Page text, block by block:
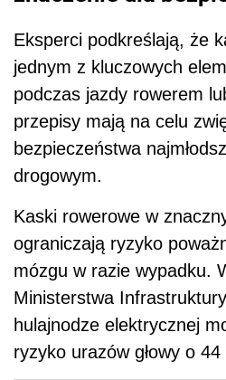
Eksperci podkreślają, że
jednym z kluczowych
podczas jazdy rowerem
przepisy mają na celu
bezpieczeństwa
drogowym.
Kaski rowerowe w
ograniczają ryzyko
mózgu w razie wypadku.
Ministerstwa
hulajnodze elektrycznej
ryzyko urazów głowy o 44